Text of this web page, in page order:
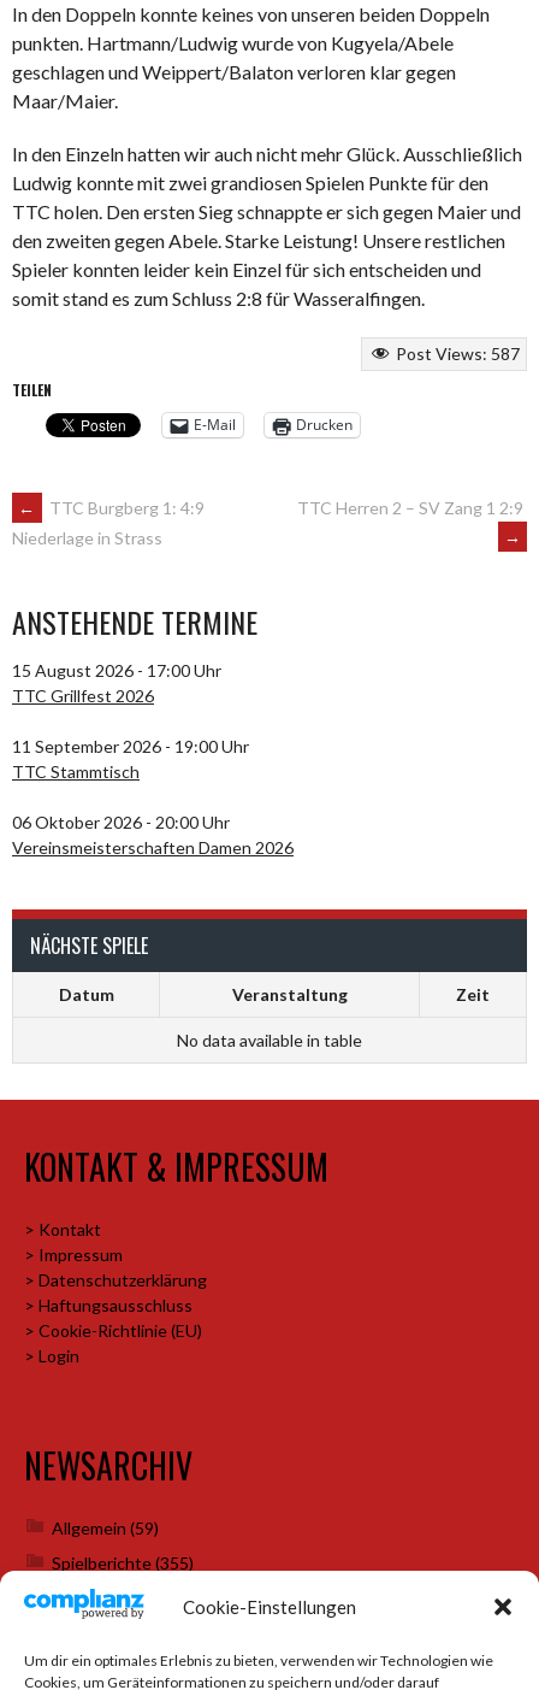
Cookie-Einstellungen
Um dir ein optimales Erlebnis zu bieten, verwenden wir Technologien wie
Cookies, um Geräteinformationen zu speichern und/oder darauf
In den Doppeln konnte keines von unseren beiden Doppeln
punkten. Hartmann/Ludwig wurde von Kugyela/Abele
geschlagen und Weippert/Balaton verloren klar gegen
Maar/Maier.
In den Einzeln hatten wir auch nicht mehr Glück. Ausschließlich
Ludwig konnte mit zwei grandiosen Spielen Punkte für den
TTC holen. Den ersten Sieg schnappte er sich gegen Maier und
den zweiten gegen Abele. Starke Leistung! Unsere restlichen
Spieler konnten leider kein Einzel für sich entscheiden und
somit stand es zum Schluss 2:8 für Wasseralfingen.
Post Views: 587
TEILEN
E-Mail
Drucken
ARTIKEL-
←
TTC Burgberg 1: 4:9
Niederlage in Strass
TTC Herren 2 – SV Zang 1 2:9
→
ANSTEHENDE TERMINE
15 August 2026 - 17:00 Uhr
TTC Grillfest 2026
11 September 2026 - 19:00 Uhr
TTC Stammtisch
06 Oktober 2026 - 20:00 Uhr
Vereinsmeisterschaften Damen 2026
NÄCHSTE SPIELE
Datum Veranstaltung Zeit
No data available in table
KONTAKT & IMPRESSUM
> Kontakt
> Impressum
> Datenschutzerklärung
> Haftungsausschluss
> Cookie-Richtlinie (EU)
> Login
NEWSARCHIV
Allgemein (59)
Spielberichte(355)
Weihnachtsfeiern(7)